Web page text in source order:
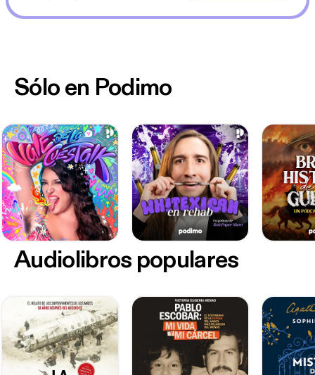
Sólo en Podimo
Audiolibros populares